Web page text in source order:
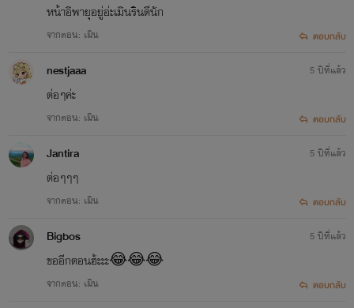
หน้าอิพายุอยู่อ่ะเมินรินดีนัก
จากตอน: เมิน ตอบกลับ
nestjaaa
ต่อๆค่ะ
จากตอน: เมิน
5 ปีที่แล้ว
ตอบกลับ
Jantira
ต่อๆๆๆ
จากตอน: เมิน
5 ปีที่แล้ว
ตอบกลับ
Bigbos
ขออีกตอนฮ้ะะะ😂😂😂
จากตอน: เมิน
5 ปีที่แล้ว
ตอบกลับ